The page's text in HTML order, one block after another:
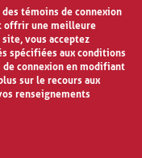
d’un cours afin
témoins de connexion
offrir une meilleure
vous acceptez
spécifiées aux conditions
connexion en modifiant
sur le recours aux
renseignements